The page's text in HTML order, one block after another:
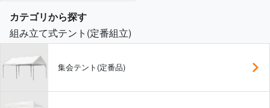
カテゴリから探す
組み立て式テント(定番組立)
集会テント(定番品)